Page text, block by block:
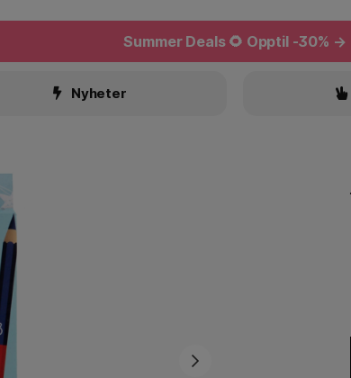
Summer Deals 🌻 Opptil -30% →
Nyheter